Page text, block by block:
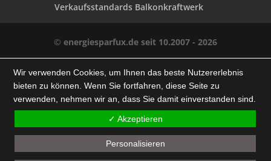
Verkaufsstandards Balkonkraftwerk
© energiesparfux.de seit 10.2007 - 2026
Wir verwenden Cookies, um Ihnen das beste Nutzererlebnis
bieten zu können. Wenn Sie fortfahren, diese Seite zu
verwenden, nehmen wir an, dass Sie damit einverstanden sind.
✓ Akzeptieren
Personalisieren